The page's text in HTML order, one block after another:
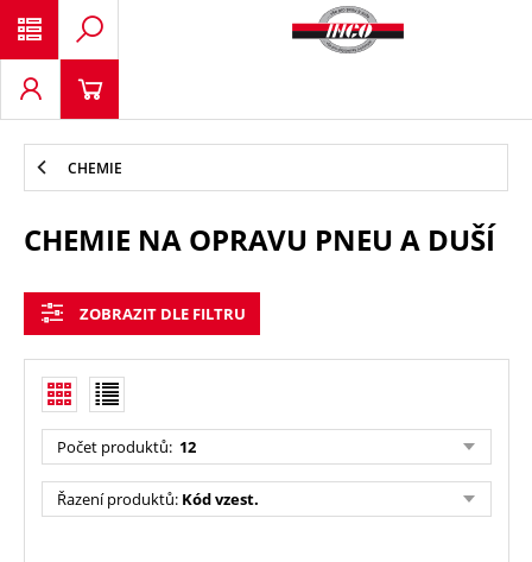
CHEMIE
CHEMIE NA OPRAVU PNEU A DUŠÍ
ZOBRAZIT DLE FILTRU
Počet produktů: 12
Řazení produktů: Kód vzest.